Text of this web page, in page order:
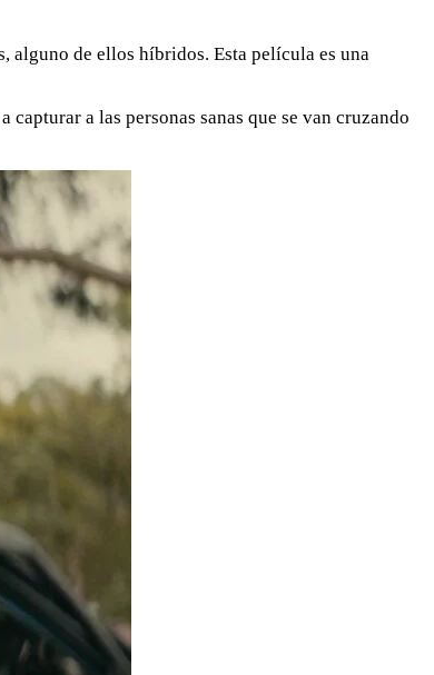
alguno de ellos híbridos. Esta película es una
a las personas sanas que se van cruzando